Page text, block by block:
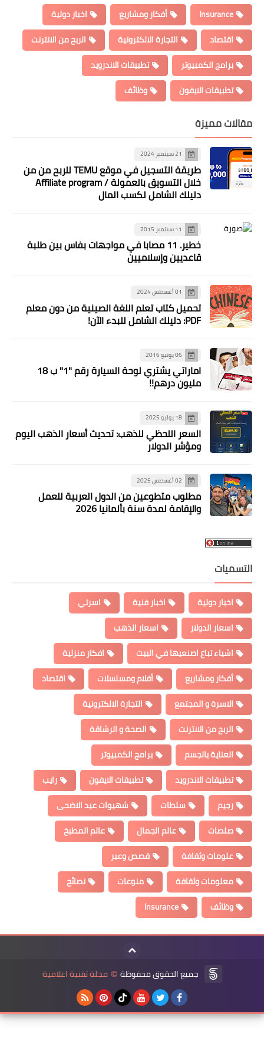
Insurance أفكار ومشاريع
اخبار دولية
اقتصاد
التجارة الالكترونية
الربح من الانترنت
برامج الكمبيوتر
تطبيقات الاندرويد
تطبيقات الايفون
وظائف
مميزة
21 سبتمبر 2024
طريقة التسجيل في موقع TEMU للربح من من
خلال التسويق بالعمولة / Affiliate program
دليلك الشامل لكسب المال
11 سبتمبر 2015
خطير. 11 مصابا في مواجهات بفاس بين طلبة
قاعديين وإسلاميين
01 أغسطس 2024
تحميل كتاب تعلم اللغة الصينية من دون معلم
PDF: دليلك الشامل للبدء الآن!
06 يونيو 2016
اماراتي يشتري لوحة السيارة رقم "1" ب 18
مليون درهم!!
18 يوليو 2025
السعر اللحظي للذهب: تحديث أسعار الذهب اليوم
ومؤشر الدولار
02 أغسطس 2025
مطلوب متطوعين من الدول العربية للعمل
والإقامة لمدة سنة بألمانيا 2026
اخبار دولية اخبار فنية
اسرتي
اسعار الدولار
اسعار الذهب
اشياء تباع اصنعيها في البيت
افكار منزلية
أفكار ومشاريع
أفلام ومسلسلات
اقتصاد
الاسرة و المجتمع
التجارة الالكترونية
الربح من الانترنت
الصحة و الرشاقة
العناية بالجسم
برامج الكمبيوتر
تطبيقات الاندرويد
تطبيقات الايفون
رايب
رجيم
سلطات
شهيوات عيد الاضحى
صلصات
عالم الجمال
عالم المطبخ
علومات وثقافة
قصص وعبر
معلومات وثقافة
منوعات
نصائح
وظائف
Insurance
جميع الحقوق محفوظة © مجلة تقنية اعلامية